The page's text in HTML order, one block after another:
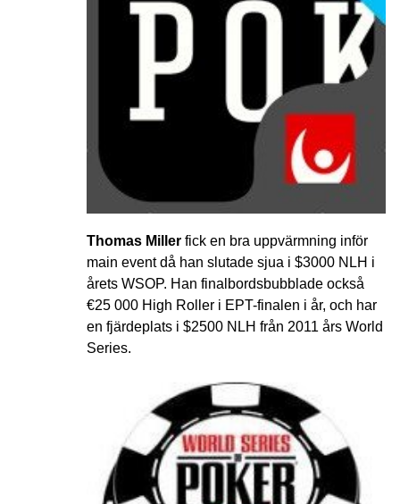
Thomas Millerfick en bra uppvärmning inför
main event då han slutade sjua i $3000 NLH i
årets WSOP. Han finalbordsbubblade också
€25 000 High Roller i EPT-finalen i år, och har
en fjärdeplats i $2500 NLH från 2011 års World
Series.